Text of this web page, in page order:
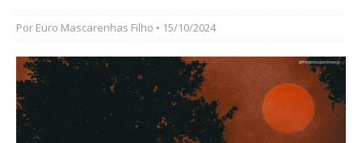
Por Euro Mascarenhas Filho • 15/10/2024